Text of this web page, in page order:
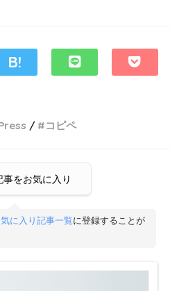
コピペ
事をお気に入り
に入り記事一覧に登録することが